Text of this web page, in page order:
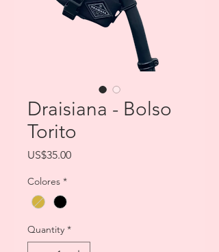
Draisiana - Bolso
Torito
US$35.00Price
Colores *
Quantity *